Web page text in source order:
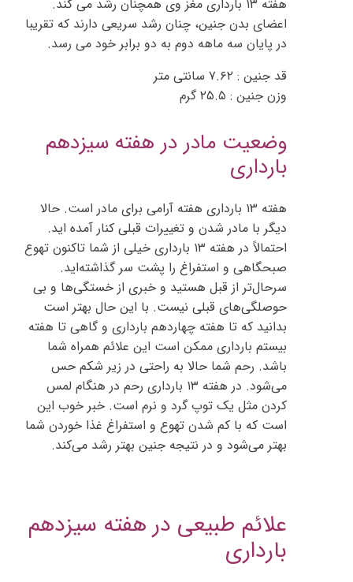
هفته ۱۳ بارداری مغز وی همچنان رشد می کند.
اعضای بدن جنین، چنان رشد سریعی دارند که تقریبا
در پایان سه ماهه دوم به دو برابر خود می رسد.
قد جنین : ۷.۶۲ سانتی متر
وزن جنین : ۲۵.۵ گرم
وضعیت مادر در هفته سیزدهم
بارداری
هفته ۱۳ بارداری هفته آرامی برای مادر است. حالا
دیگر با مادر شدن و تغییرات قبلی کنار آمده اید.
احتمالاً در هفته ۱۳ بارداری خیلی از شما تاکنون تهوع
صبحگاهی و استفراغ را پشت سر گذاشته‌اید.
سرحال‌تر از قبل هستید و خبری از خستگی‌ها و بی
حوصلگی‌های قبلی نیست. با این حال بهتر است
بدانید که تا هفته چهاردهم بارداری و گاهی تا هفته
بیستم بارداری ممکن است این علائم همراه شما
باشد. رحم شما حالا به راحتی در زیر شکم حس
می‌شود. در هفته ۱۳ بارداری رحم در هنگام لمس
کردن مثل یک توپ گرد و نرم است. خبر خوب این
است که با کم شدن تهوع و استفراغ غذا خوردن شما
بهتر می‌شود و در نتیجه جنین بهتر رشد می‌کند.
علائم طبیعی در هفته سیزدهم
بارداری